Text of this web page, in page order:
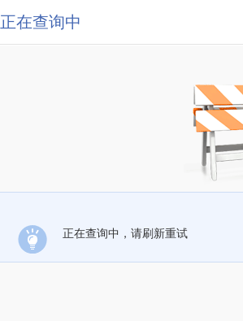
正在查询中
正在查询中，请刷新重试